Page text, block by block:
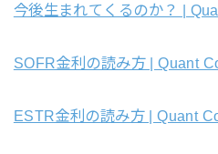
今後生まれてくるのか？ |
SOFR金利の読み方 | Quant
ESTR金利の読み方 | Quant